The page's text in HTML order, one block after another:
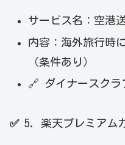
サービス名：空港
内容：海外旅行時
（条件あり）
🔗 ダイナースクラ
✅5. 楽天プレミアム